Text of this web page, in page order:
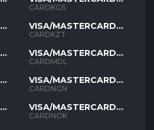
KGS
CARDKGS
VISA/MASTERCARD
KZT
CARDKZT
VISA/MASTERCARD
MDL
CARDMDL
VISA/MASTERCARD
NGN
CARDNGN
VISA/MASTERCARD
NOK
CARDNOK